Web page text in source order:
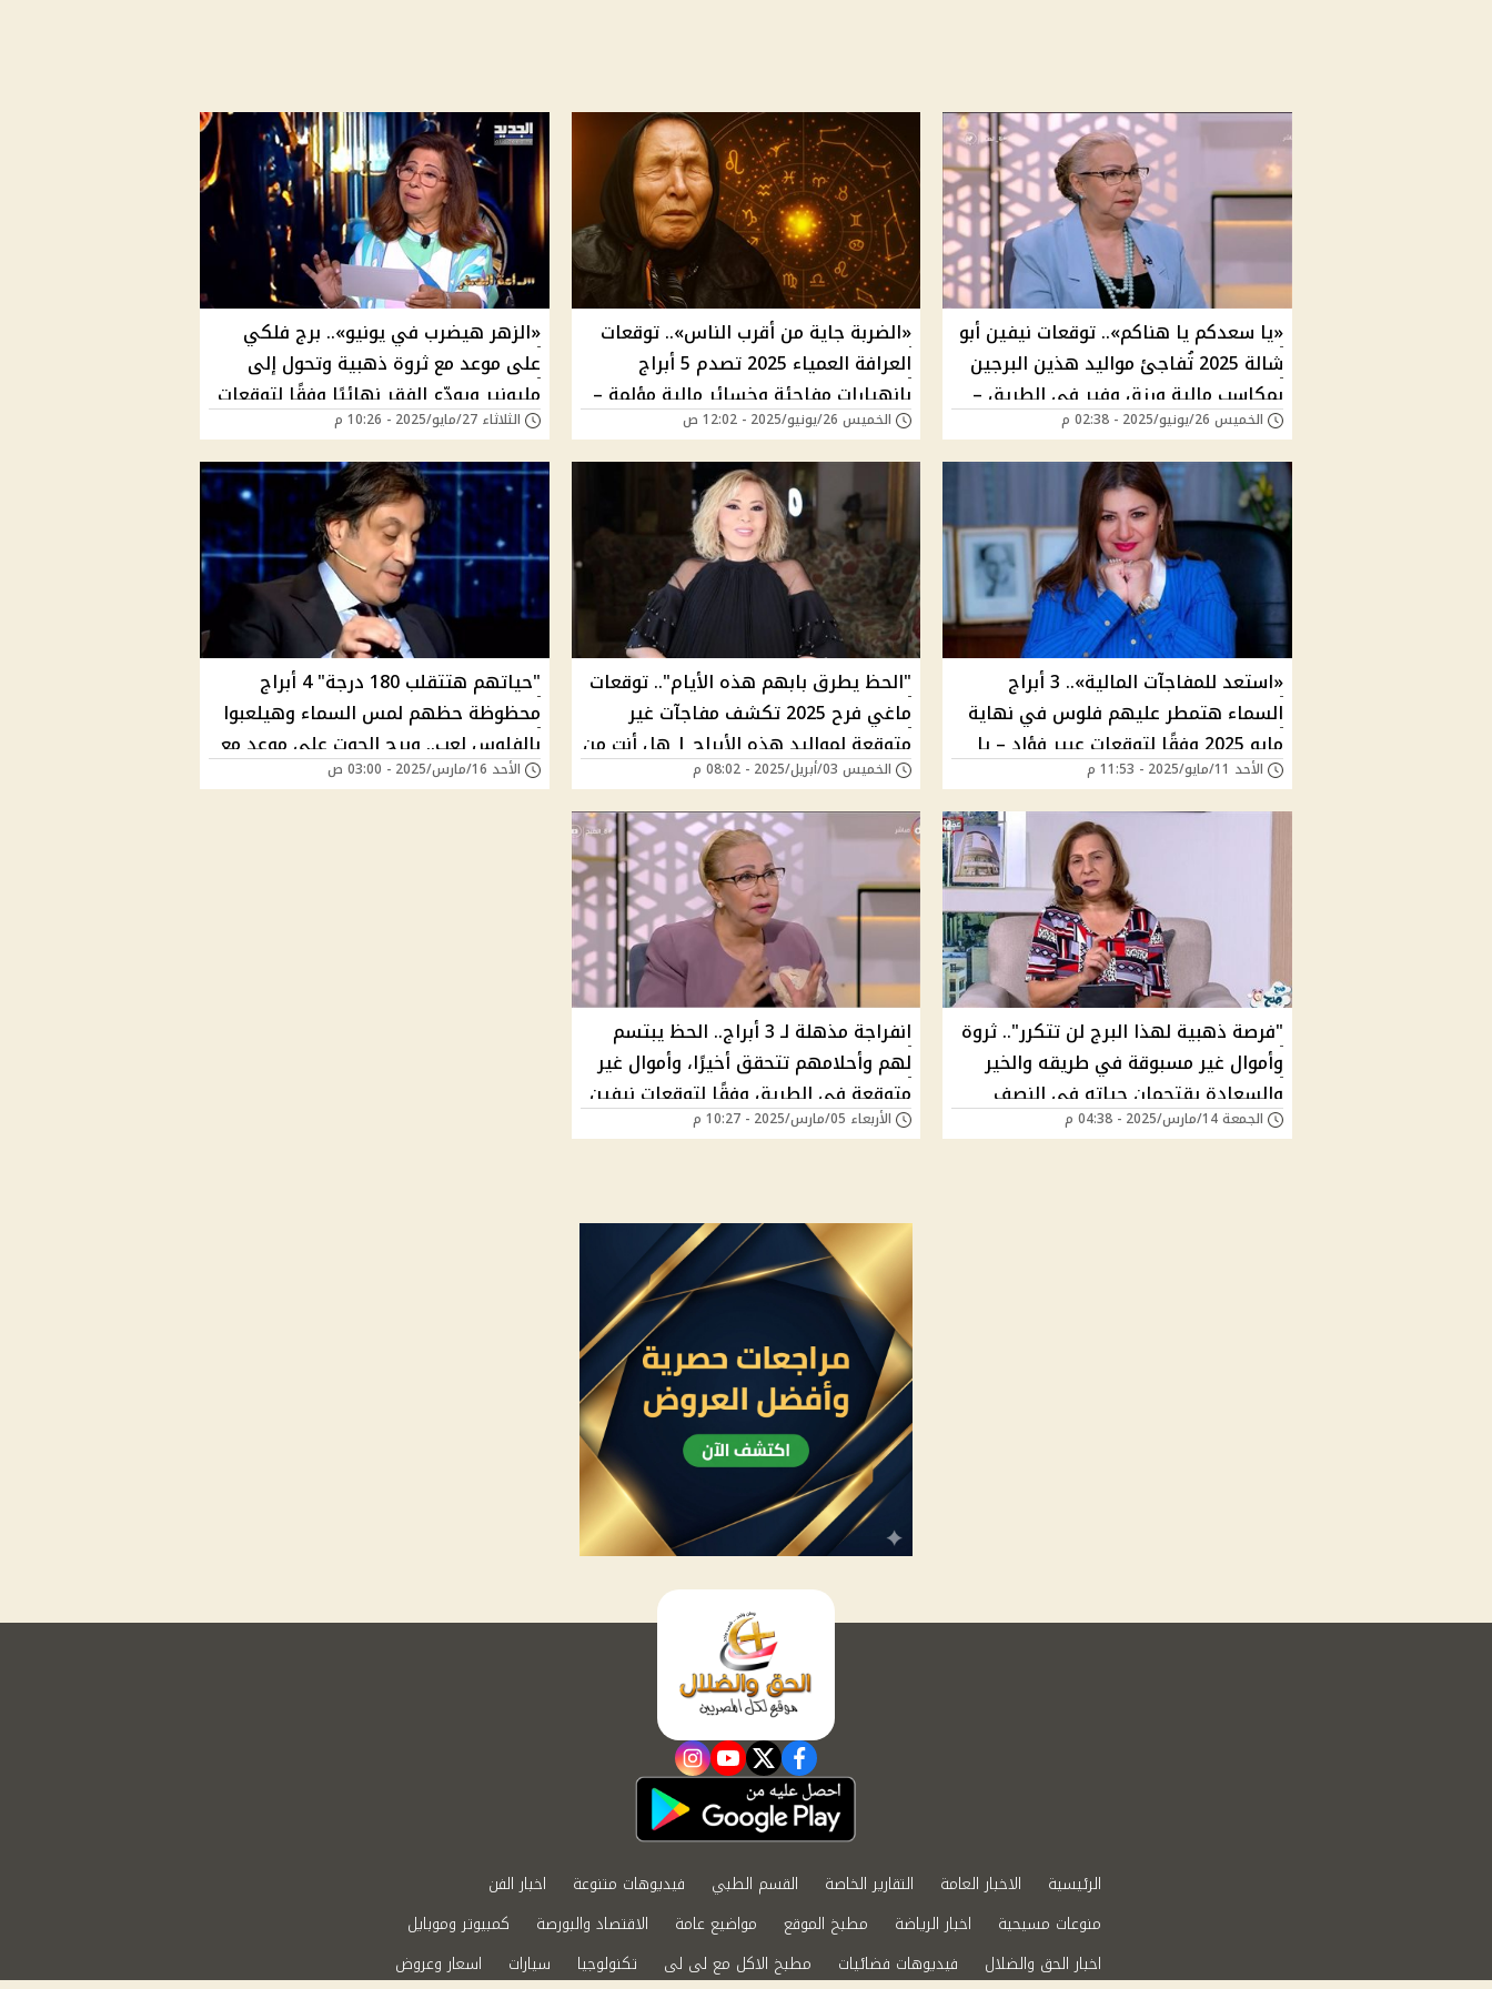
«يا سعدكم يا هناكم».. توقعات نيفين أبو
شالة 2025 تُفاجئ مواليد هذين البرجين
بمكاسب مالية ورزق وفير في الطريق –
هل برجك منهم؟
الخميس 26/يونيو/2025 - 02:38 م
«الضربة جاية من أقرب الناس».. توقعات
العرافة العمياء 2025 تصدم 5 أبراج
بانهيارات مفاجئة وخسائر مالية مؤلمة –
كيف تتخطاها بنصائح بابا فانجا؟
الخميس 26/يونيو/2025 - 12:02 ص
«الزهر هيضرب في يونيو».. برج فلكي
على موعد مع ثروة ذهبية وتحول إلى
مليونير ويودّع الفقر نهائيًا وفقًا لتوقعات
ليلى عبد اللطيف
الثلاثاء 27/مايو/2025 - 10:26 م
«استعد للمفاجآت المالية».. 3 أبراج
السماء هتمطر عليهم فلوس في نهاية
مايو 2025 وفقًا لتوقعات عبير فؤاد – يا
ترى برجك منهم؟
الأحد 11/مايو/2025 - 11:53 م
"الحظ يطرق بابهم هذه الأيام".. توقعات
ماغي فرح 2025 تكشف مفاجآت غير
متوقعة لمواليد هذه الأبراج | هل أنت من
هؤلاء المحظوظين؟
الخميس 03/أبريل/2025 - 08:02 م
"حياتهم هتتقلب 180 درجة" 4 أبراج
محظوظة حظهم لمس السماء وهيلعبوا
بالفلوس لعب.. وبرج الحوت على موعد مع
رزق وفير وفقًا لـ توقعات ميشال حايك
الأحد 16/مارس/2025 - 03:00 ص
"فرصة ذهبية لهذا البرج لن تتكرر".. ثروة
وأموال غير مسبوقة في طريقه والخير
والسعادة يقتحمان حياته في النصف
الثاني من مارس وفقًا لتوقعات ميسون
الجمعة 14/مارس/2025 - 04:38 م
انفراجة مذهلة لـ 3 أبراج.. الحظ يبتسم
لهم وأحلامهم تتحقق أخيرًا، وأموال غير
متوقعة في الطريق وفقًا لتوقعات نيفين
أبو شالة
الأربعاء 05/مارس/2025 - 10:27 م
facebook
twitter
youtube
instagram
الرئيسية الاخبار العامة التقارير الخاصة القسم الطبي فيديوهات متنوعة
اخبار الفن
منوعات مسيحية
اخبار الرياضة مطبخ الموقع مواضيع عامة الاقتصاد والبورصة
كمبيوتر وموبايل
اخبار الحق والضلال
فيديوهات فضائيات مطبخ الاكل مع لى لى تكنولوجيا سيارات اسعار وعروض